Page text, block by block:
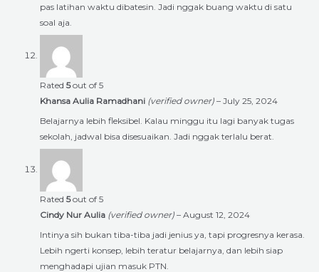
pas latihan waktu dibatesin. Jadi nggak buang waktu di satu
soal aja.
Rated 5out of 5
Khansa Aulia Ramadhani (verified owner) – July 25, 2024
Belajarnya lebih fleksibel. Kalau minggu itu lagi banyak tugas
sekolah, jadwal bisa disesuaikan. Jadi nggak terlalu berat.
Rated 5out of 5
Cindy Nur Aulia (verified owner) – August 12, 2024
Intinya sih bukan tiba-tiba jadi jenius ya, tapi progresnya kerasa.
Lebih ngerti konsep, lebih teratur belajarnya, dan lebih siap
menghadapi ujian masuk PTN.